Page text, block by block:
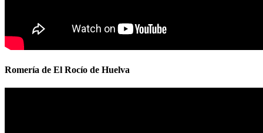
Romería de El Rocío de Huelva